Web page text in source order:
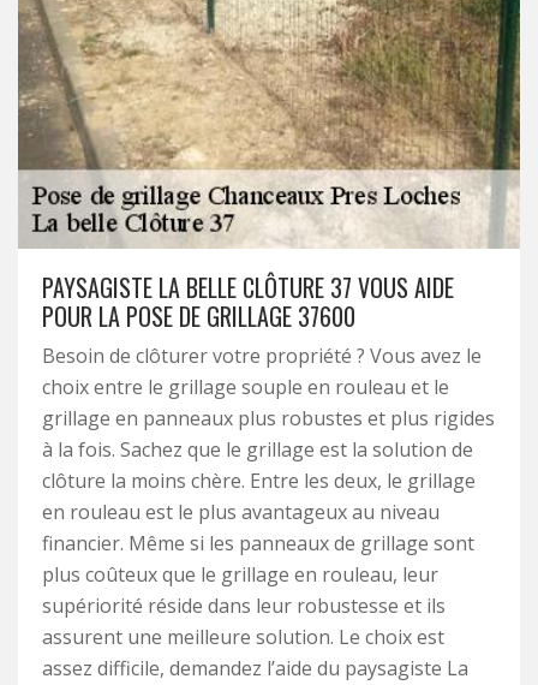
PAYSAGISTE LA BELLE CLÔTURE 37 VOUS AIDE
POUR LA POSE DE GRILLAGE 37600
Besoin de clôturer votre propriété ? Vous avez le
choix entre le grillage souple en rouleau et le
grillage en panneaux plus robustes et plus rigides
à la fois. Sachez que le grillage est la solution de
clôture la moins chère. Entre les deux, le grillage
en rouleau est le plus avantageux au niveau
financier. Même si les panneaux de grillage sont
plus coûteux que le grillage en rouleau, leur
supériorité réside dans leur robustesse et ils
assurent une meilleure solution. Le choix est
assez difficile, demandez l’aide du paysagiste La